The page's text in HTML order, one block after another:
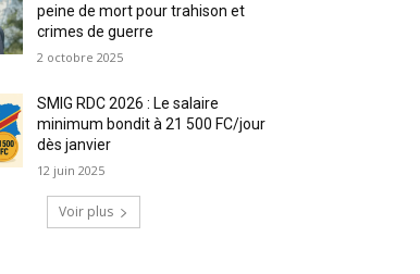
peine de mort pour trahison et
crimes de guerre
2 octobre 2025
SMIG RDC 2026 : Le salaire
minimum bondit à 21 500 FC/jour
dès janvier
12 juin 2025
Voir plus